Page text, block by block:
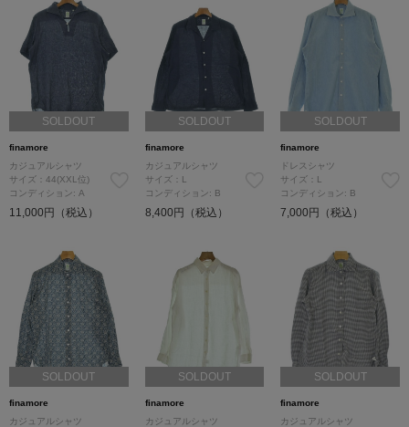
SOLDOUT
finamore
カジュアルシャツ
サイズ：44(XXL位)
コンディション: A
11,000円（税込）
SOLDOUT
finamore
カジュアルシャツ
サイズ：L
コンディション: B
8,400円（税込）
SOLDOUT
finamore
ドレスシャツ
サイズ：L
コンディション: B
7,000円（税込）
SOLDOUT
finamore
カジュアルシャツ
SOLDOUT
finamore
カジュアルシャツ
SOLDOUT
finamore
カジュアルシャツ